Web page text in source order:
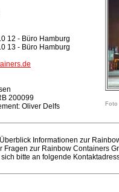
12 - Büro Hamburg
13 - Büro Hamburg
200099
Oliver Delfs
Informationen zur
Fragen zur Rainbow Containers
bitte an folgende